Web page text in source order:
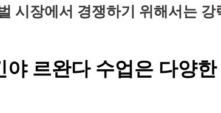
시장에서 경쟁하기 위해서는
야 르완다 수업은 다양